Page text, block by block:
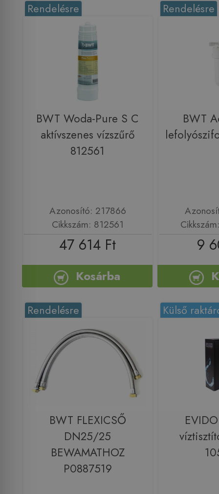
Rendelésre
BWT Woda-Pure S C
aktívszenes vízszűrő
812561
Azonosító: 217866
Cikkszám: 812561
47 614 Ft
Kosárba
Rendelésre
BWT
9
Rendelésre
BWT FLEXICSŐ
DN25/25
BEWAMATHOZ
P0887519
Külső